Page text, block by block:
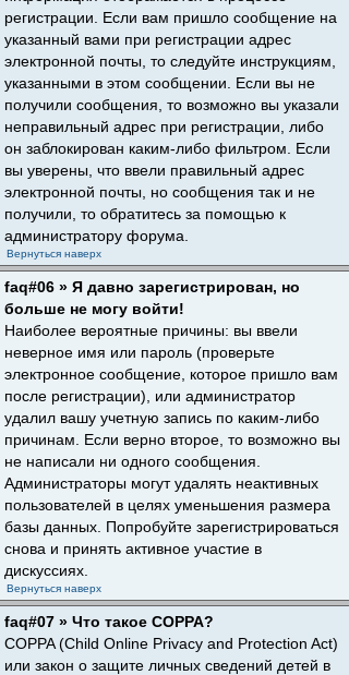
регистрации. Если вам пришло сообщение на
указанный вами при регистрации адрес
электронной почты, то следуйте инструкциям,
указанными в этом сообщении. Если вы не
получили сообщения, то возможно вы указали
неправильный адрес при регистрации, либо
он заблокирован каким-либо фильтром. Если
вы уверены, что ввели правильный адрес
электронной почты, но сообщения так и не
получили, то обратитесь за помощью к
администратору форума.
Вернуться наверх
faq#06 » Я давно зарегистрирован, но
больше не могу войти!
Наиболее вероятные причины: вы ввели
неверное имя или пароль (проверьте
электронное сообщение, которое пришло вам
после регистрации), или администратор
удалил вашу учетную запись по каким-либо
причинам. Если верно второе, то возможно вы
не написали ни одного сообщения.
Администраторы могут удалять неактивных
пользователей в целях уменьшения размера
базы данных. Попробуйте зарегистрироваться
снова и принять активное участие в
дискуссиях.
Вернуться наверх
faq#07 » Что такое COPPA?
COPPA (Child Online Privacy and Protection Act)
или закон о защите личных сведений детей в